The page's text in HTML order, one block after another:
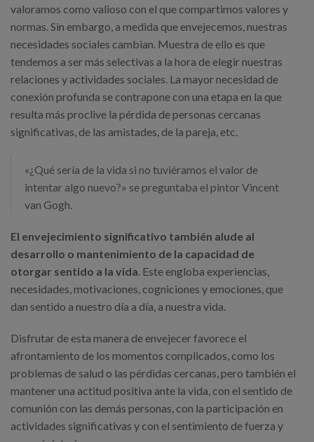
valoramos como valioso con el que compartimos valores y
normas. Sin embargo, a medida que envejecemos, nuestras
necesidades sociales cambian. Muestra de ello es que
tendemos a ser más selectivas a la hora de elegir nuestras
relaciones y actividades sociales. La mayor necesidad de
conexión profunda se contrapone con una etapa en la que
resulta más proclive la pérdida de personas cercanas
significativas, de las amistades, de la pareja, etc.
«¿Qué sería de la vida si no tuviéramos el valor de
intentar algo nuevo?» se preguntaba el pintor Vincent
van Gogh.
El envejecimiento significativo también alude al
desarrollo o mantenimiento de la capacidad de
otorgar sentido a la vida. Este engloba experiencias,
necesidades, motivaciones, cogniciones y emociones, que
dan sentido a nuestro día a día, a nuestra vida.
Disfrutar de esta manera de envejecer favorece el
afrontamiento de los momentos complicados, como los
problemas de salud o las pérdidas cercanas, pero también el
mantener una actitud positiva ante la vida, con el sentido de
comunión con las demás personas, con la participación en
actividades significativas y con el sentimiento de fuerza y